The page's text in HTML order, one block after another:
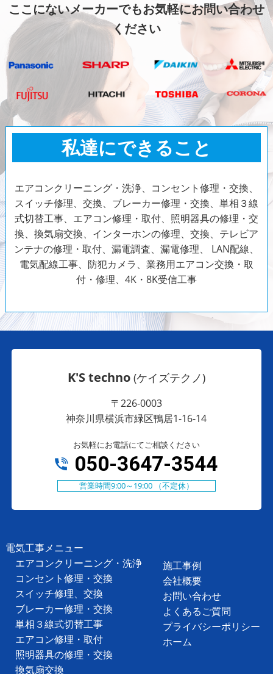
ここにないメーカーでもお気軽にお問い合わせ
ください
私達にできること
エアコンクリーニング・洗浄、コンセント修理・交換、
スイッチ修理、交換、ブレーカー修理・交換、単相３線
式切替工事、エアコン修理・取付、照明器具の修理・交
換、換気扇交換、インターホンの修理、交換、テレビア
ンテナの修理・取付、漏電調査、漏電修理、 LAN配線、
電気配線工事、防犯カメラ、 業務用エアコン交換・取
付・修理、4K・8K受信工事
K'S techno(ケイズテクノ)
〒226-0003
神奈川県横浜市緑区鴨居1-16-14
お気軽にお電話にてご相談ください
050-3647-3544
営業時間9:00～19:00 （不定休）
電気工事メニュー
エアコンクリーニング・洗浄
コンセント修理・交換
スイッチ修理、交換
ブレーカー修理・交換
単相３線式切替工事
エアコン修理・取付
照明器具の修理・交換
換気扇交換
施工事例
会社概要
お問い合わせ
よくあるご質問
プライバシーポリシー
ホーム